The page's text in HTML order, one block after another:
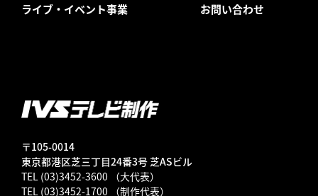
ライブ・イベント事業 お問い合わせ
〒105-0014
東京都港区芝三丁目24番3号 芝ASビル
TEL (03)3452-3600 （大代表）
TEL (03)3452-1700 （制作代表）